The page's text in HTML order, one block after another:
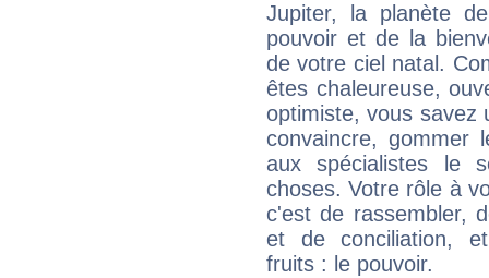
Jupiter, la planète
pouvoir et de la
de votre ciel natal.
êtes chaleureuse,
optimiste, vous savez
convaincre, gommer
aux spécialistes le
choses. Votre rôle à
c'est de rassembler,
et de conciliation,
fruits : le pouvoir.